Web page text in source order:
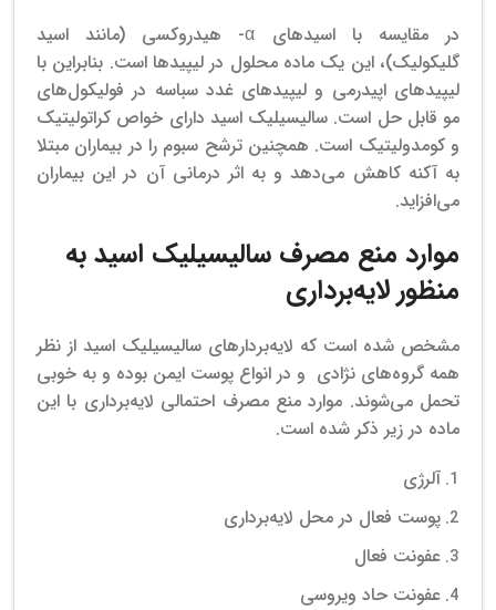
در مقایسه با اسیدهای α- هیدروکسی (مانند اسید
گلیکولیک)، این یک ماده محلول در لیپیدها است. بنابراین با
لیپیدهای اپیدرمی و لیپیدهای غدد سباسه در فولیکول‌های
مو قابل حل است. سالیسیلیک اسید دارای خواص کراتولیتیک
و کومدولیتیک است. همچنین ترشح سبوم را در بیماران مبتلا
به آکنه کاهش می‌دهد و به اثر درمانی آن در این بیماران
می‌افزاید.
موارد منع مصرف سالیسیلیک اسید به
منظور لایه‌برداری
مشخص شده است که لایه‌بردارهای سالیسیلیک اسید از نظر
همه گروه‌های نژادی و در انواع پوست ایمن بوده و به خوبی
تحمل می‌شوند. موارد منع مصرف احتمالی لایه‌برداری با این
ماده در زیر ذکر شده است.
آلرژی
پوست فعال در محل لایه‌برداری
عفونت فعال
عفونت حاد ویروسی